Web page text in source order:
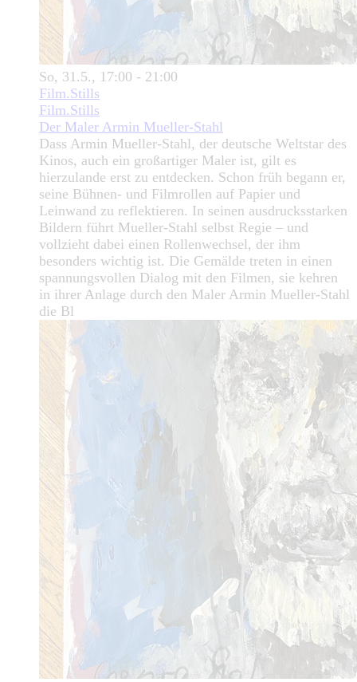
So, 31.5., 17:00 - 21:00
Film.Stills
Film.Stills
Der Maler Armin Mueller-Stahl
Dass Armin Mueller-Stahl, der deutsche Weltstar des
Kinos, auch ein großartiger Maler ist, gilt es
hierzulande erst zu entdecken. Schon früh begann er,
seine Bühnen- und Filmrollen auf Papier und
Leinwand zu reflektieren. In seinen ausdrucksstarken
Bildern führt Mueller-Stahl selbst Regie – und
vollzieht dabei einen Rollenwechsel, der ihm
besonders wichtig ist. Die Gemälde treten in einen
spannungsvollen Dialog mit den Filmen, sie kehren
in ihrer Anlage durch den Maler Armin Mueller-Stahl
die Bl